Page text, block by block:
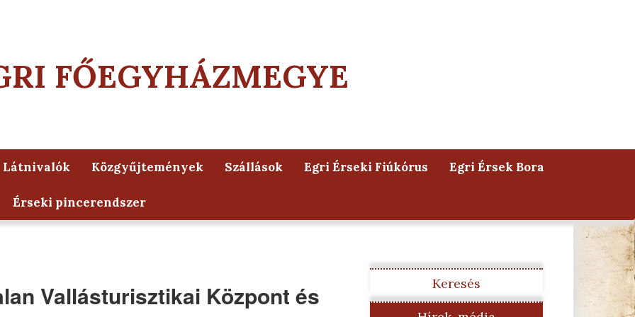
FŐEGYHÁZMEGYE
Látnivalók Közgyűjtemények Szállások Egri Érseki Fiúkórus Egri Érsek Bora
Érseki pincerendszer
Vallásturisztikai Központ és Keresés